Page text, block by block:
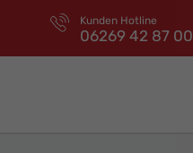
Kunden Hotline
06269 42 87 00